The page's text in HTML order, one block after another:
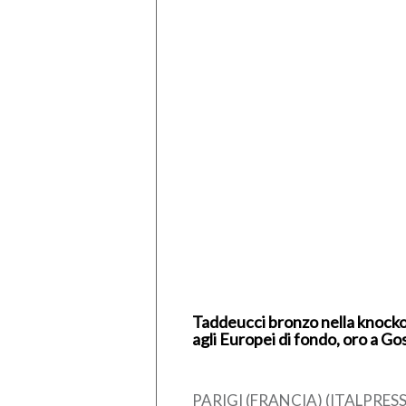
Taddeucci bronzo nella
agli Europei di fondo, oro a
PARIGI (FRANCIA)